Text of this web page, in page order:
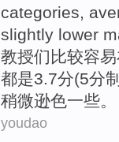
categories,
slightly lower
教授们比较容易
都是3.7分(5分
稍微逊色一些。
youdao